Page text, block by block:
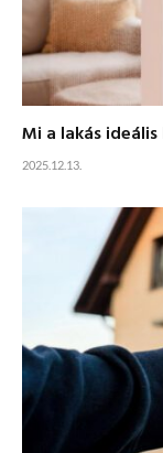
Mi a lakás
2025.12.13.